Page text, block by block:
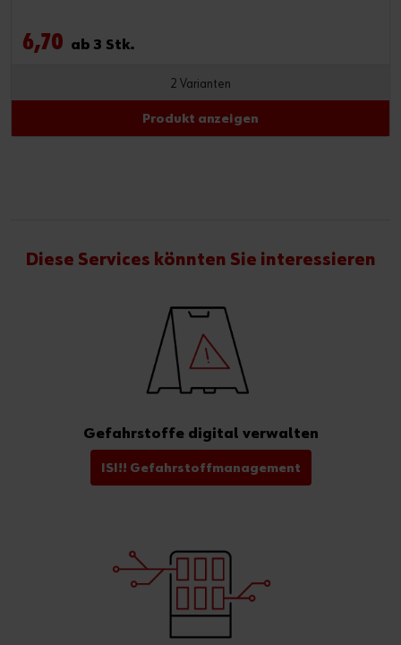
6,70 ab 3 Stk.
2 Varianten
Produkt anzeigen
Diese Services könnten Sie interessieren
Gefahrstoffe digital verwalten
ISI!! Gefahrstoffmanagement